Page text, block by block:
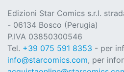
Edizioni Star Comics s.r.l.
- 06134 Bosco (Perugia)
P.IVA 03850300546
Tel. +39 075 591 8353 - per
info@starcomics.com, per